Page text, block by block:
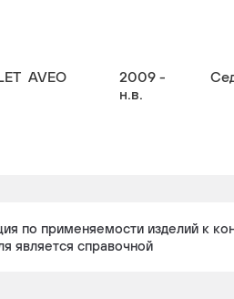
AVEO
2009 -
н.в.
по применяемости изделий к
является справочной